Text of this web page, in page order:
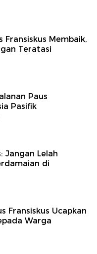
Fransiskus Membaik,
Teratasi
Paus
Pasifik
Jangan Lelah
di
Fransiskus Ucapkan
Warga